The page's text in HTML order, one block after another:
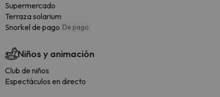
Supermercado
Terraza solarium
Snorkel de pago De pago
Niños y animación
Club de niños
Espectáculos en directo